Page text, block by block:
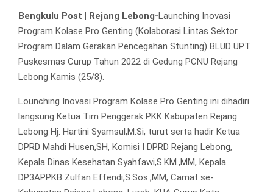
Bengkulu Post | Rejang Lebong-Launching Inovasi
Program Kolase Pro Genting (Kolaborasi Lintas Sektor
Program Dalam Gerakan Pencegahan Stunting) BLUD UPT
Puskesmas Curup Tahun 2022 di Gedung PCNU Rejang
Lebong Kamis (25/8).
Lounching Inovasi Program Kolase Pro Genting ini dihadiri
langsung Ketua Tim Penggerak PKK Kabupaten Rejang
Lebong Hj. Hartini Syamsul,M.Si, turut serta hadir Ketua
DPRD Mahdi Husen,SH, Komisi I DPRD Rejang Lebong,
Kepala Dinas Kesehatan Syahfawi,S.KM.,MM, Kepala
DP3APPKB Zulfan Effendi,S.Sos.,MM, Camat se-